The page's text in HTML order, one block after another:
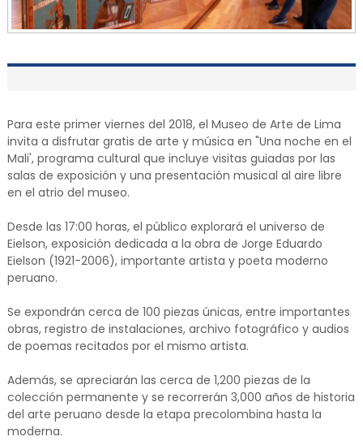
Para este primer viernes del 2018, el Museo de Arte de Lima
invita a disfrutar gratis de arte y música en "Una noche en el
Mali', programa cultural que incluye visitas guiadas por las
salas de exposición y una presentación musical al aire libre
en el atrio del museo.
Desde las 17:00 horas, el público explorará el universo de
Eielson, exposición dedicada a la obra de Jorge Eduardo
Eielson (1921-2006), importante artista y poeta moderno
peruano.
Se expondrán cerca de 100 piezas únicas, entre importantes
obras, registro de instalaciones, archivo fotográfico y audios
de poemas recitados por el mismo artista.
Además, se apreciarán las cerca de 1,200 piezas de la
colección permanente y se recorrerán 3,000 años de historia
del arte peruano desde la etapa precolombina hasta la
moderna.